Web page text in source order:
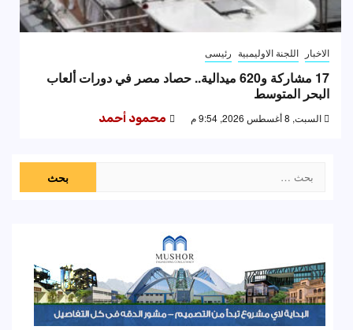
الاخبار اللجنة الاوليمبية رئيسى
17 مشاركة و620 ميدالية.. حصاد مصر في دورات ألعاب
البحر المتوسط
السبت, 8 أغسطس 2026, 9:54 م محمود أحمد
عن: